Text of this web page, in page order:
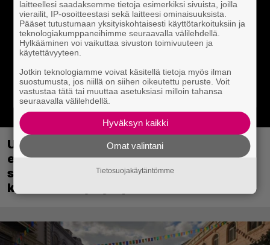
Uutta PS5-pulmahyppelyä kuvaillaan
ensimmäiseksi peliksi, joka on
suunniteltu täysin DualSense-ohjaimen
kosketuslevyn ympärille
laitteellesi saadaksemme tietoja esimerkiksi sivuista, joilla
vierailit, IP-osoitteestasi sekä laitteesi ominaisuuksista.
Pääset tutustumaan yksityiskohtaisesti käyttötarkoituksiin ja
teknologiakumppaneihimme seuraavalla välilehdellä.
Hylkääminen voi vaikuttaa sivuston toimivuuteen ja
käytettävyyteen.
Jotkin teknologiamme voivat käsitellä tietoja myös ilman
suostumusta, jos niillä on siihen oikeutettu peruste. Voit
vastustaa tätä tai muuttaa asetuksiasi milloin tahansa
seuraavalla välilehdellä.
Hyväksyn kaikki
Omat valintani
Tietosuojakäytäntömme